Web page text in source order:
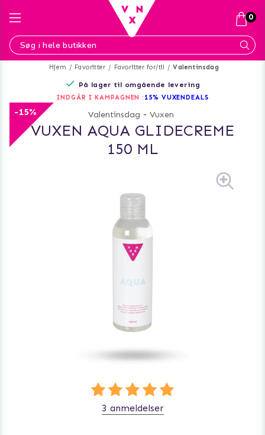
Hjem Favoritter Favoritter for/til Valentinsdag
På lager til omgående levering
INDGÅR I KAMPAGNEN : 15% VUXENDEALS
-15% Valentinsdag - Vuxen
VUXEN AQUA GLIDECREME
150 ML
3 anmeldelser
0